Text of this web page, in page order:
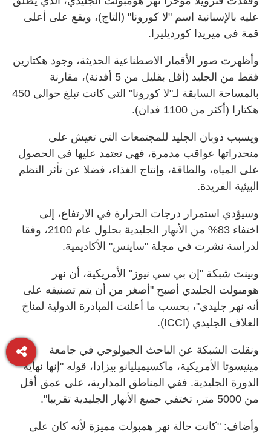
عليه بالإسبانية اسم "لا كورونا" (التاج)، ويقع على أعلى
قمة في ميريدا كورديليرا.
وأظهرت صور الأقمار الاصطناعية الحديثة، وجود هكتارين
فقط من الجليد (أقل بقليل من 5 أفدنة)، مقارنة
بالمساحة السابقة لـ"لا كورونا" التي كانت تبلغ حوالي 450
هكتارا (أكثر من 1100 فدان).
ويسبب ذوبان الجليد للمجتمعات التي تعيش على
منحدراتها عواقب مدمرة، فهي تعتمد عليها في الحصول
على المياه، والطاقة، وإنتاج الغذاء، فضلا عن تأثر النظم
البيئية الفريدة.
وسيؤدي استمرار درجات الحرارة في الارتفاع، إلى
اختفاء 83% من الأنهار الجليدية بحلول عام 2100، وفقا
لدراسة نشرت في مجلة "ساينس" الأكاديمية.
وبينت شبكة "إن بي سي نيوز" الأمريكية، أن نهر
هومبولت الجليدي أصبح "أصغر من أن يتم تصنيفه على
أنه نهر جليدي"، بحسب ما أعلنت المبادرة الدولية لمناخ
الغلاف الجليدي (ICCI).
ونقلت الشبكة عن الباحث الجيولوجي في جامعة
مينيسوتا الأمريكية، ماكسيميليانو بيزادا، قوله "إنها نهاية
الدورة الجليدية. ففي المناطق المدارية، على عمق أقل
من 5000 متر، تختفي جميع الأنهار الجليدية تقريبا".
وأضاف: "كانت حالة نهر همبولت مميزة لأنه كان على